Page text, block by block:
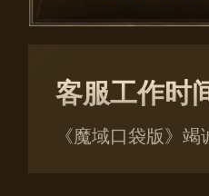
客服工作时
《魔域口袋版》竭